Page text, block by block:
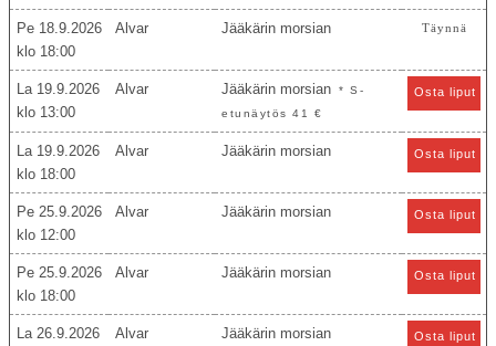
Pe 18.9.2026
18:00
Alvar Jääkärin morsian Täynnä
La 19.9.2026
13:00
Alvar Jääkärin morsian
* S-
etunäytös 41 €
Osta liput
La 19.9.2026
18:00
Alvar Jääkärin morsian Osta liput
Pe 25.9.2026
12:00
Alvar Jääkärin morsian Osta liput
Pe 25.9.2026
18:00
Alvar Jääkärin morsian Osta liput
La 26.9.2026
Alvar Jääkärin morsian Osta liput